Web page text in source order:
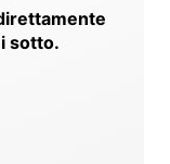
sotto.